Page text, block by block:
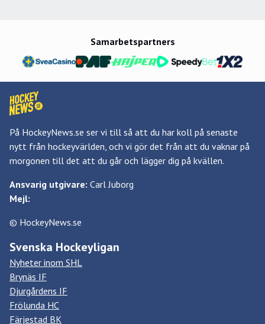
Samarbetspartners
På HockeyNews.se ser vi till så att du har koll på senaste
nytt från hockeyvärlden, och vi gör det från att du vaknar på
morgonen till det att du går och lägger dig på kvällen.
Ansvarig utgivare: Carl Juborg
Mejl:
© HockeyNews.se
Svenska Hockeyligan
Nyheter inom SHL
Brynäs IF
Djurgårdens IF
Frölunda HC
Färjestad BK